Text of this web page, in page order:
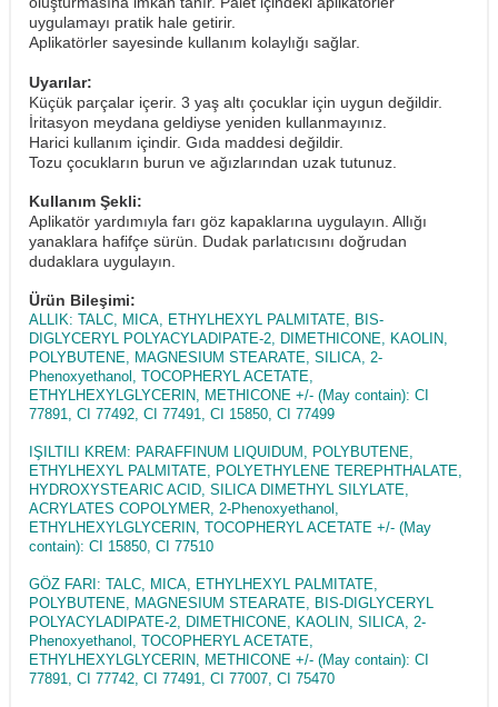
uygulamayı pratik hale getirir.
Aplikatörler sayesinde kullanım kolaylığı sağlar.
Uyarılar:
Küçük parçalar içerir. 3 yaş altı çocuklar için uygun değildir.
İritasyon meydana geldiyse yeniden kullanmayınız.
Harici kullanım içindir. Gıda maddesi değildir.
Tozu çocukların burun ve ağızlarından uzak tutunuz.
Kullanım Şekli:
Aplikatör yardımıyla farı göz kapaklarına uygulayın. Allığı
yanaklara hafifçe sürün. Dudak parlatıcısını doğrudan
dudaklara uygulayın.
Ürün Bileşimi:
ALLIK: TALC, MICA, ETHYLHEXYL PALMITATE, BIS-
DIGLYCERYL POLYACYLADIPATE-2, DIMETHICONE, KAOLIN,
POLYBUTENE, MAGNESIUM STEARATE, SILICA, 2-
Phenoxyethanol, TOCOPHERYL ACETATE,
ETHYLHEXYLGLYCERIN, METHICONE +/- (May contain): CI
77891, CI 77492, CI 77491, CI 15850, CI 77499
IŞILTILI KREM: PARAFFINUM LIQUIDUM, POLYBUTENE,
ETHYLHEXYL PALMITATE, POLYETHYLENE TEREPHTHALATE,
HYDROXYSTEARIC ACID, SILICA DIMETHYL SILYLATE,
ACRYLATES COPOLYMER, 2-Phenoxyethanol,
ETHYLHEXYLGLYCERIN, TOCOPHERYL ACETATE +/- (May
contain): CI 15850, CI 77510
GÖZ FARI: TALC, MICA, ETHYLHEXYL PALMITATE,
POLYBUTENE, MAGNESIUM STEARATE, BIS-DIGLYCERYL
POLYACYLADIPATE-2, DIMETHICONE, KAOLIN, SILICA, 2-
Phenoxyethanol, TOCOPHERYL ACETATE,
ETHYLHEXYLGLYCERIN, METHICONE +/- (May contain): CI
77891, CI 77742, CI 77491, CI 77007, CI 75470